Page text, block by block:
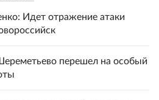
Идет отражение атаки
перешел на особый